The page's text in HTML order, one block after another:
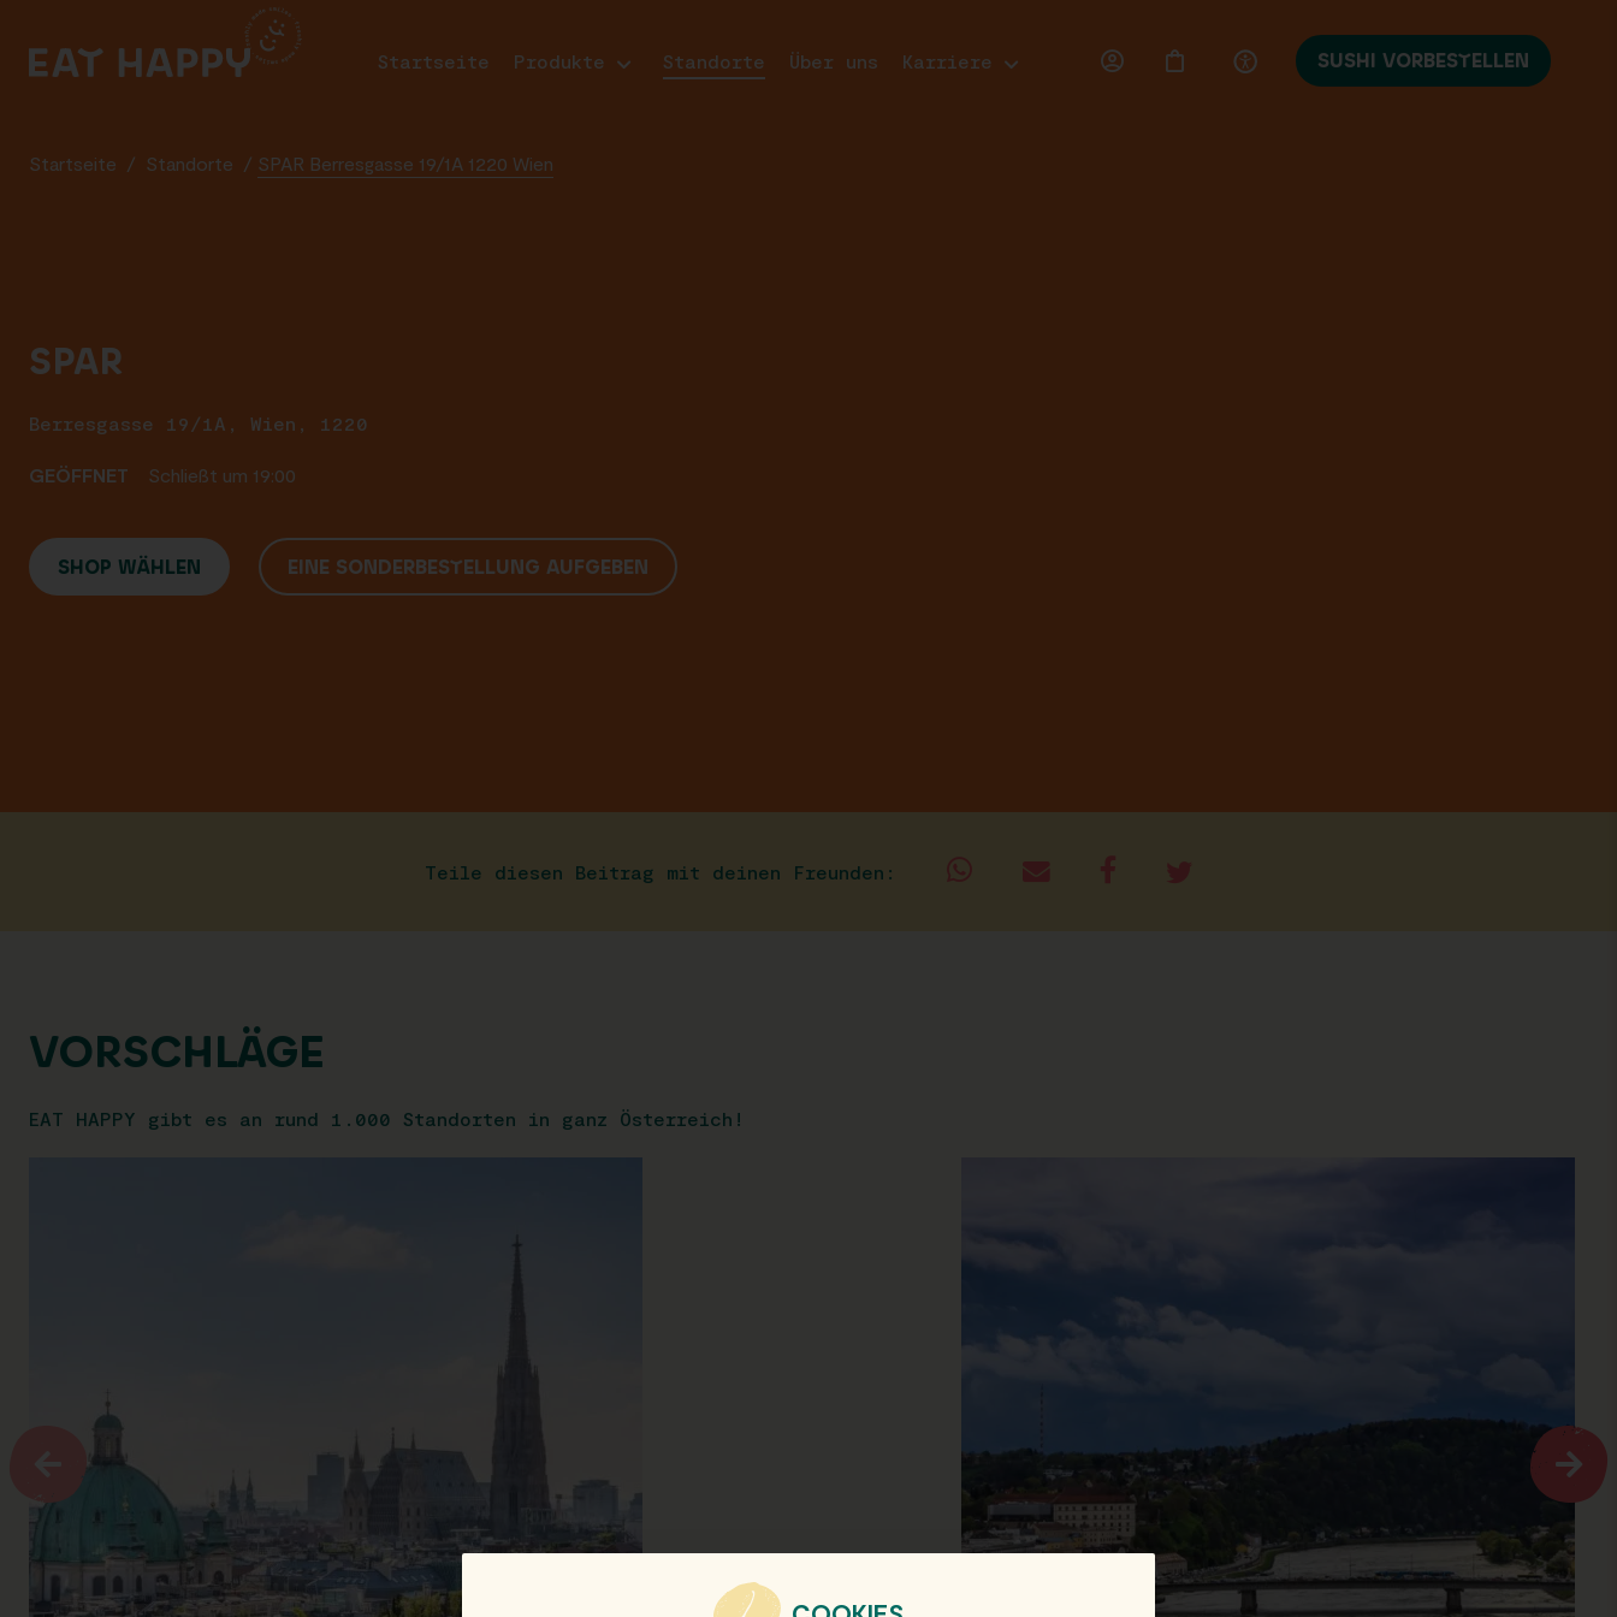
MAIN
Startseite Produkte Standorte Über uns Karriere SUSHI VORBESTELLEN
Startseite / Standorte / SPAR Berresgasse 19/1A 1220 Wien
SPAR
Berresgasse 19/1A, Wien, 1220
GEÖFFNET Schließt um 19:00
SHOP WÄHLEN EINE SONDERBESTELLUNG AUFGEBEN
Teile diesen Beitrag mit deinen Freunden:
VORSCHLÄGE
EAT HAPPY gibt es an rund 1.000 Standorten in ganz Österreich!